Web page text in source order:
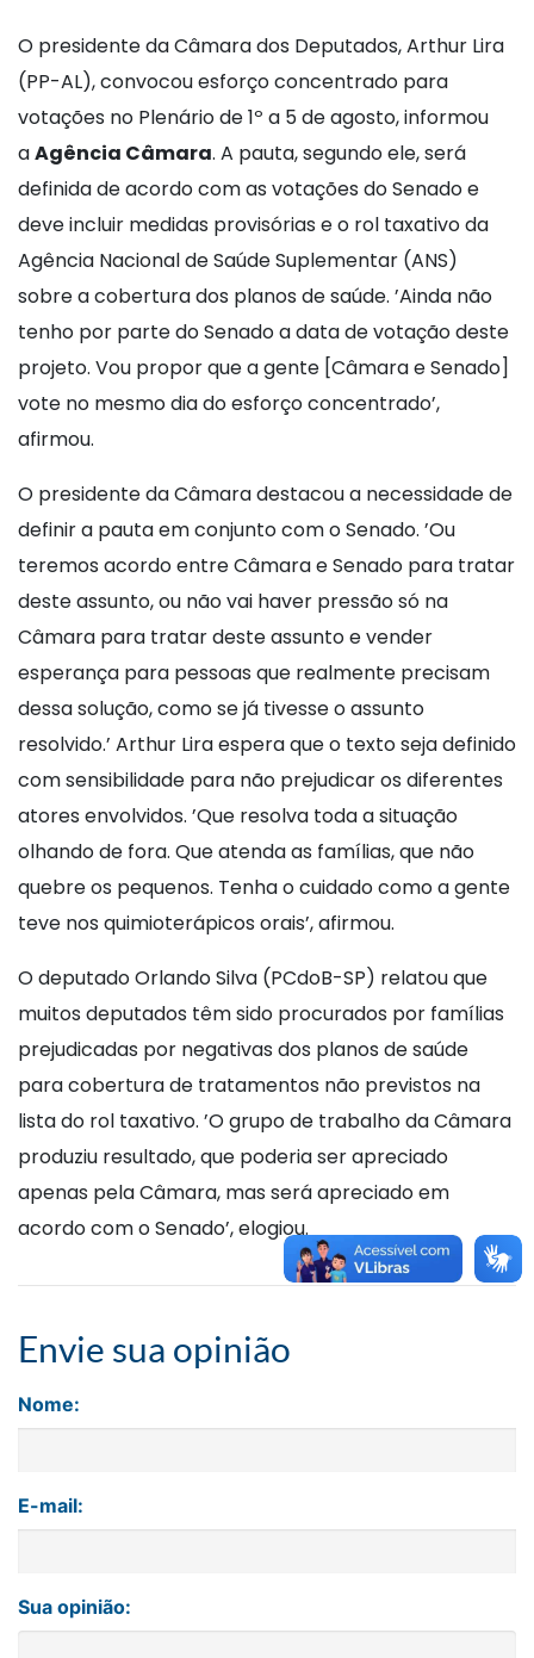
O presidente da Câmara dos Deputados, Arthur Lira
(PP-AL), convocou esforço concentrado para
votações no Plenário de 1º a 5 de agosto, informou
aAgência Câmara. A pauta, segundo ele, será
definida de acordo com as votações do Senado e
deve incluir medidas provisórias e o rol taxativo da
Agência Nacional de Saúde Suplementar (ANS)
sobre a cobertura dos planos de saúde. ’Ainda não
tenho por parte do Senado a data de votação deste
projeto. Vou propor que a gente [Câmara e Senado]
vote no mesmo dia do esforço concentrado’,
afirmou.
O presidente da Câmara destacou a necessidade de
definir a pauta em conjunto com o Senado. ’Ou
teremos acordo entre Câmara e Senado para tratar
deste assunto, ou não vai haver pressão só na
Câmara para tratar deste assunto e vender
esperança para pessoas que realmente precisam
dessa solução, como se já tivesse o assunto
resolvido.’ Arthur Lira espera que o texto seja definido
com sensibilidade para não prejudicar os diferentes
atores envolvidos. ’Que resolva toda a situação
olhando de fora. Que atenda as famílias, que não
quebre os pequenos. Tenha o cuidado como a gente
teve nos quimioterápicos orais’, afirmou.
O deputado Orlando Silva (PCdoB-SP) relatou que
muitos deputados têm sido procurados por famílias
prejudicadas por negativas dos planos de saúde
para cobertura de tratamentos não previstos na
lista do rol taxativo. ’O grupo de trabalho da Câmara
produziu resultado, que poderia ser apreciado
apenas pela Câmara, mas será apreciado em
acordo com o Senado’, elogiou.
Envie sua opinião
Nome:
E-mail:
Sua opinião: